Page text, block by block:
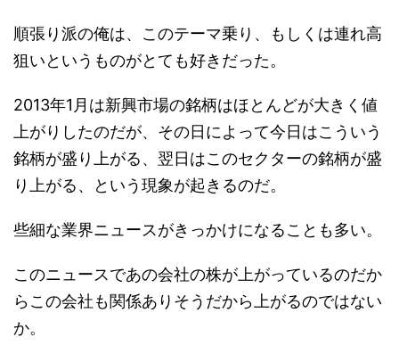
順張り派の俺は、このテーマ乗り、もしくは連れ高
狙いというものがとても好きだった。
2013年1月は新興市場の銘柄はほとんどが大きく値
上がりしたのだが、その日によって今日はこういう
銘柄が盛り上がる、翌日はこのセクターの銘柄が盛
り上がる、という現象が起きるのだ。
些細な業界ニュースがきっかけになることも多い。
このニュースであの会社の株が上がっているのだか
らこの会社も関係ありそうだから上がるのではない
か。